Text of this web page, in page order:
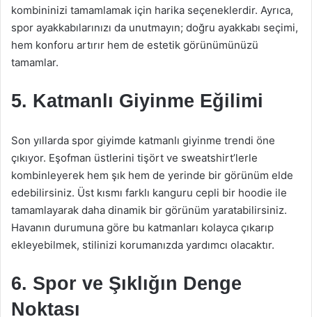
kombininizi tamamlamak için harika seçeneklerdir. Ayrıca,
spor ayakkabılarınızı da unutmayın; doğru ayakkabı seçimi,
hem konforu artırır hem de estetik görünümünüzü
tamamlar.
5. Katmanlı Giyinme Eğilimi
Son yıllarda spor giyimde katmanlı giyinme trendi öne
çıkıyor. Eşofman üstlerini tişört ve sweatshirt’lerle
kombinleyerek hem şık hem de yerinde bir görünüm elde
edebilirsiniz. Üst kısmı farklı kanguru cepli bir hoodie ile
tamamlayarak daha dinamik bir görünüm yaratabilirsiniz.
Havanın durumuna göre bu katmanları kolayca çıkarıp
ekleyebilmek, stilinizi korumanızda yardımcı olacaktır.
6. Spor ve Şıklığın Denge
Noktası